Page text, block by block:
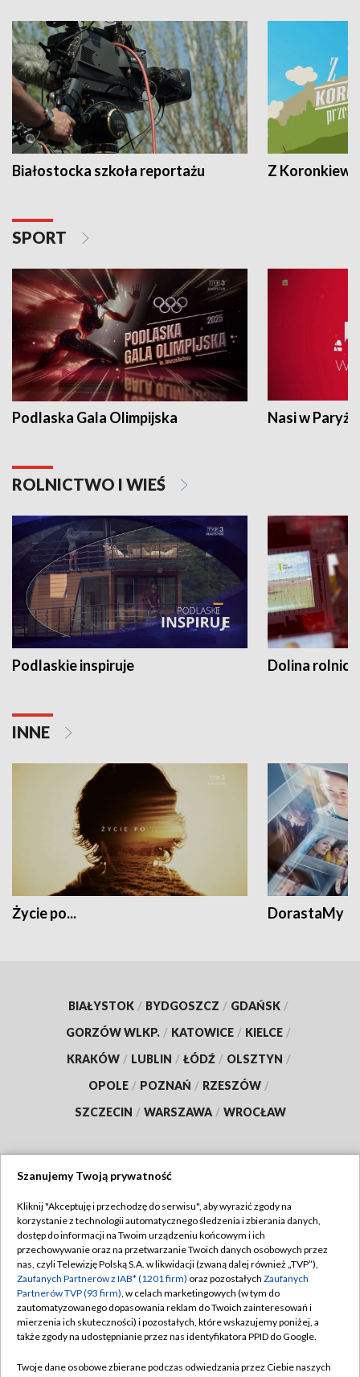
Białostocka szkoła reportażu Z
SPORT
Podlaska Gala Olimpijska Nasi w Paryżu
ROLNICTWO I WIEŚ
Podlaskie inspiruje Dolina
INNE
Życie po... DorastaMy
BIAŁYSTOK / BYDGOSZCZ / GDAŃSK /
GORZÓW WLKP. / KATOWICE / KIELCE /
KRAKÓW / LUBLIN / ŁÓDŹ / OLSZTYN /
OPOLE / POZNAŃ / RZESZÓW /
SZCZECIN / WARSZAWA / WROCŁAW
TVP
Abonament TVP
Emisja w TVP
Centrum informacji TVP
Naziemna Telewizja Cyfrowa
Regulamin TVP
Polityka prywatności
Moje zgody
Pomoc
Szanujemy Twoją prywatność
Kliknij "Akceptuję i przechodzę do serwisu", aby wyrazić zgody na
korzystanie z technologii automatycznego śledzenia i zbierania danych,
dostęp do informacji na Twoim urządzeniu końcowym i ich
przechowywanie oraz na przetwarzanie Twoich danych osobowych przez
nas, czyli Telewizję Polską S.A. w likwidacji (zwaną dalej również „TVP”),
Zaufanych Partnerów z IAB* (1201 firm) oraz pozostałych Zaufanych
Partnerów TVP (93 firm), w celach marketingowych (w tym do
zautomatyzowanego dopasowania reklam do Twoich zainteresowań i
mierzenia ich skuteczności) i pozostałych, które wskazujemy poniżej, a
także zgody na udostępnianie przez nas identyfikatora PPID do Google.
Twoje dane osobowe zbierane podczas odwiedzania przez Ciebie naszych